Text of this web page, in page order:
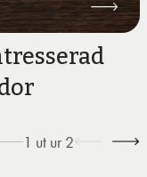
1 ut ur 2